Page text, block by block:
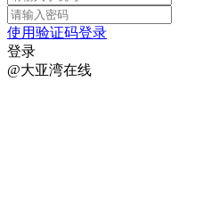
使用验证码登录
登录
@大亚湾在线